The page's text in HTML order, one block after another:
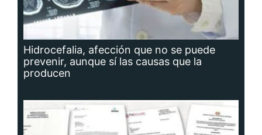
Hidrocefalia, afección que no se puede
prevenir, aunque sí las causas que la
producen